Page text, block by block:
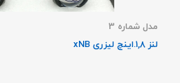
مدل شماره 3
لنز 1,8.اینچ لیزری xNB